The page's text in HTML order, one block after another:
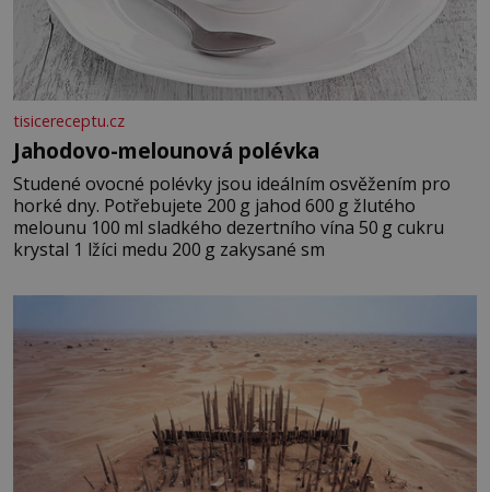
tisicereceptu.cz
Jahodovo-melounová polévka
Studené ovocné polévky jsou ideálním osvěžením pro
horké dny. Potřebujete 200 g jahod 600 g žlutého
melounu 100 ml sladkého dezertního vína 50 g cukru
krystal 1 lžíci medu 200 g zakysané sm